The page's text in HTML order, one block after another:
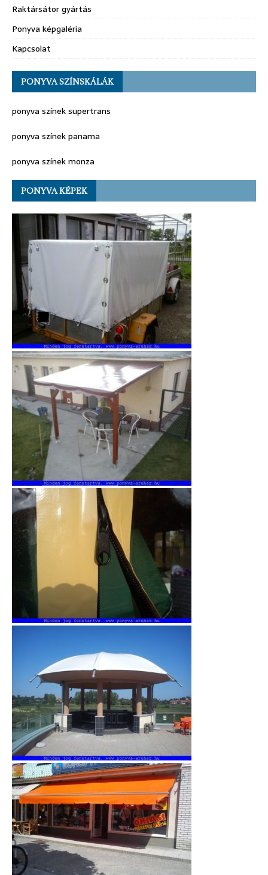
Raktársátor gyártás
Ponyva képgaléria
Kapcsolat
PONYVA SZÍNSKÁLÁK
ponyva színek supertrans
ponyva színek panama
ponyva színek monza
PONYVA KÉPEK